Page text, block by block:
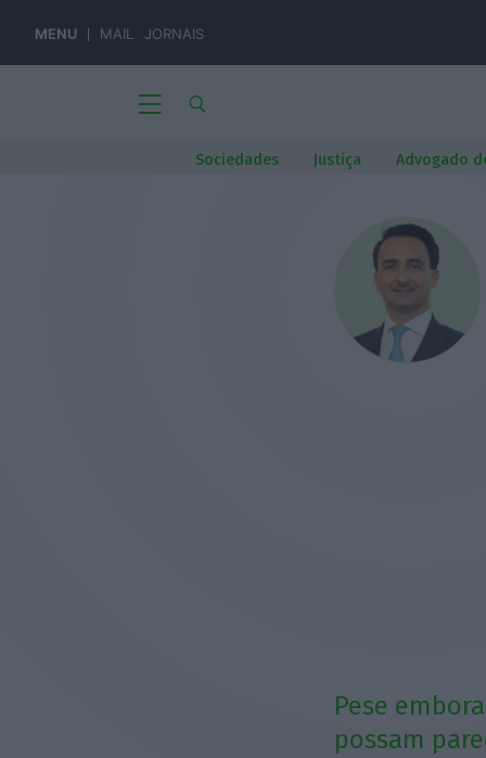
MENU MAIL JORNAIS
Sociedades Justiça Advogado
Pese
possam